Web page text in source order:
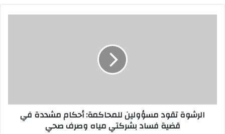
الرشوة تقود مسؤولين للمحاكمة: أحكام مشددة في
قضية فساد بشركتي مياه وصرف صحي